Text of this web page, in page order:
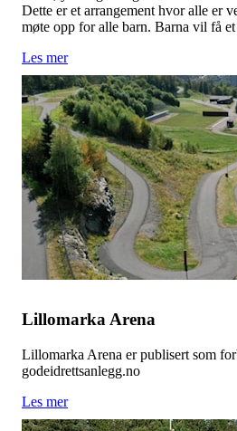
Dette er et arrangement hvor alle er
møte opp for alle barn. Barna vil få
Les mer
Lillomarka Arena
Lillomarka Arena er publisert som
godeidrettsanlegg.no
Les mer